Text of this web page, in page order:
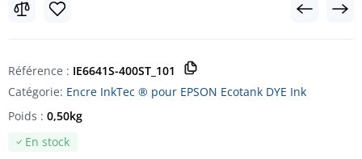
Référence : IE6641S-400ST_101
Catégorie: Encre InkTec ® pour EPSON Ecotank DYE Ink
En stock
Poids : 0,50kg